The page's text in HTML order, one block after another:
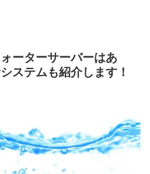
ーターサーバーはあ
ステムも紹介します！